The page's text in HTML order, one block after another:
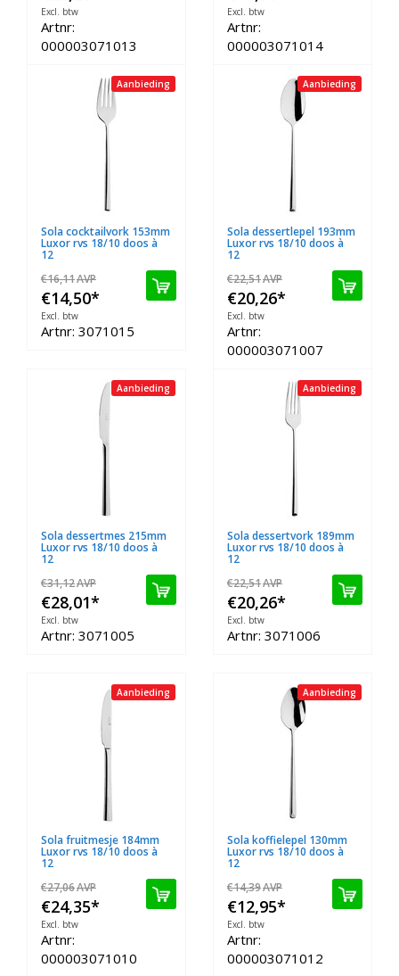
Excl. btw
Artnr:
000003071013
Excl. btw
Artnr:
000003071014
Aanbieding
Sola cocktailvork 153mm
Luxor rvs 18/10 doos à
12
€16,11AVP
€14,50*
Excl. btw
Artnr: 3071015
Aanbieding
Sola dessertlepel 193mm
Luxor rvs 18/10 doos à
12
€22,51AVP
€20,26*
Excl. btw
Artnr:
000003071007
Aanbieding
Sola dessertmes 215mm
Luxor rvs 18/10 doos à
12
€31,12AVP
€28,01*
Excl. btw
Artnr: 3071005
Aanbieding
Sola dessertvork 189mm
Luxor rvs 18/10 doos à
12
€22,51AVP
€20,26*
Excl. btw
Artnr: 3071006
Aanbieding
Sola fruitmesje 184mm
Luxor rvs 18/10 doos à
12
€27,06AVP
€24,35*
Excl. btw
Artnr:
000003071010
Aanbieding
Sola koffielepel 130mm
Luxor rvs 18/10 doos à
12
€14,39AVP
€12,95*
Excl. btw
Artnr:
000003071012